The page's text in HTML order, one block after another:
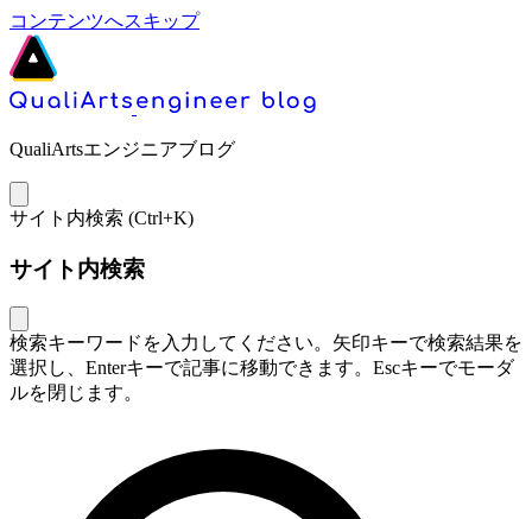
コンテンツへスキップ
QualiArtsエンジニアブログ
サイト内検索 (Ctrl+K)
サイト内検索
検索キーワードを入力してください。矢印キーで検索結果を
選択し、Enterキーで記事に移動できます。Escキーでモーダ
ルを閉じます。